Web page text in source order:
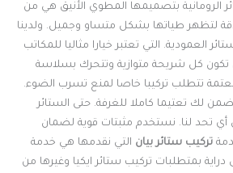
بتصميمها المطوي الأنيق هي من
لتظهر طياتها بشكل متساو وجميل. ولدينا
التي تعتبر خيارا مثاليا للمكاتب
كل شريحة متوازية وتتحرك بسلاسة
تتطلب تركيبا خاصا لمنع تسرب الضوء.
تعتيما كاملا للغرفة. حتى الستائر
تحد لنا. نستخدم مثبتات قوية لضمان
تركيب ستائر بيانالتي نقدمها هي خدمة
بمتطلبات تركيب ستائر ايكيا وغيرها من